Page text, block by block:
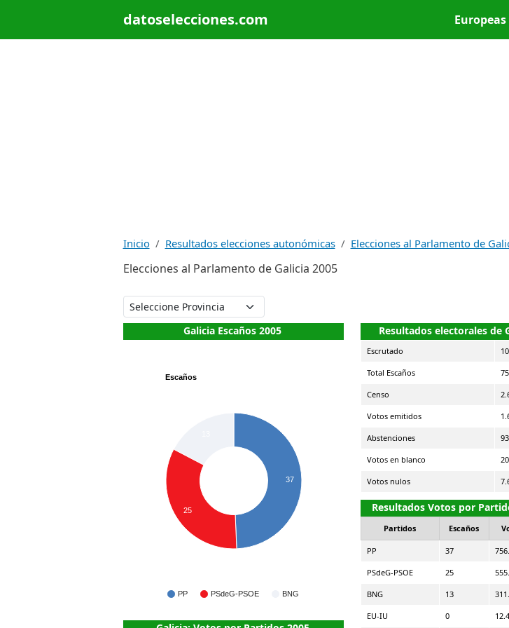
datoselecciones.com Europeas
Inicio Resultados elecciones autonómicas Elecciones al Parlamento de
Elecciones al Parlamento de Galicia 2005
Galicia Escaños 2005
Escaños
PP PSdeG-PSOE BNG
37
25
Resultados electorales de
Escrutado
Total Escaños 75
Censo
Votos emitidos
Abstenciones
Votos en blanco
Votos nulos
Resultados Votos por
Partidos Escaños
PP 37
PSdeG-PSOE 25
BNG 13
EU-IU 0